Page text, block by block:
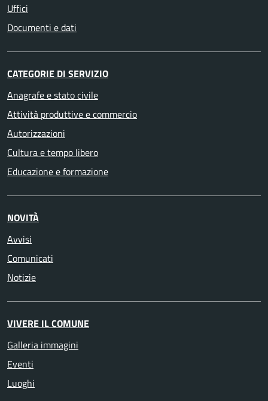
Uffici
Documenti e dati
CATEGORIE DI SERVIZIO
Anagrafe e stato civile
Attività produttive e commercio
Autorizzazioni
Cultura e tempo libero
Educazione e formazione
NOVITÀ
Avvisi
Comunicati
Notizie
VIVERE IL COMUNE
Galleria immagini
Eventi
Luoghi